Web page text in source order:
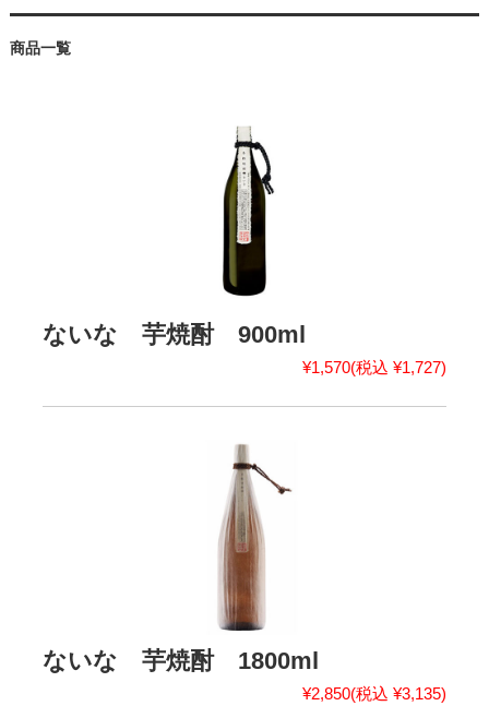
商品一覧
ないな 芋焼酎 900ml
¥1,570(税込 ¥1,727)
ないな 芋焼酎 1800ml
¥2,850(税込 ¥3,135)